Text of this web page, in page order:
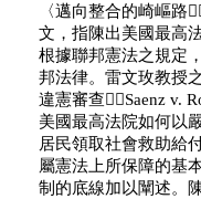
〈邁向整合的崎嶇路
文，指陳出美國最高
根據聯邦憲法之規定
邦法律。雷文玫教授
違憲審查Saenz v.
美國最高法院如何以
居民領取社會救助給
屬憲法上所保障的基
制的底線加以闡述。